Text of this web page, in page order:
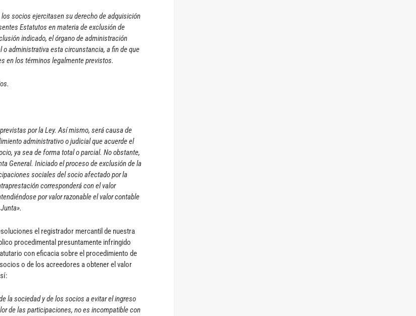
socios ejercitasen su derecho de adquisición
Estatutos en materia de exclusión de
indicado, el órgano de administración
administrativa esta circunstancia, a fin de que
en los términos legalmente previstos.
por la Ley. Así mismo, será causa de
administrativo o judicial que acuerde el
ya sea de forma total o parcial. No obstante,
General. Iniciado el proceso de exclusión de la
sociales del socio afectado por la
corresponderá con el valor
por valor razonable el valor contable
el registrador mercantil de nuestra
procedimental presuntamente infringido
con eficacia sobre el procedimiento de
o de los acreedores a obtener el valor
la sociedad y de los socios a evitar el ingreso
de las participaciones, no es incompatible con